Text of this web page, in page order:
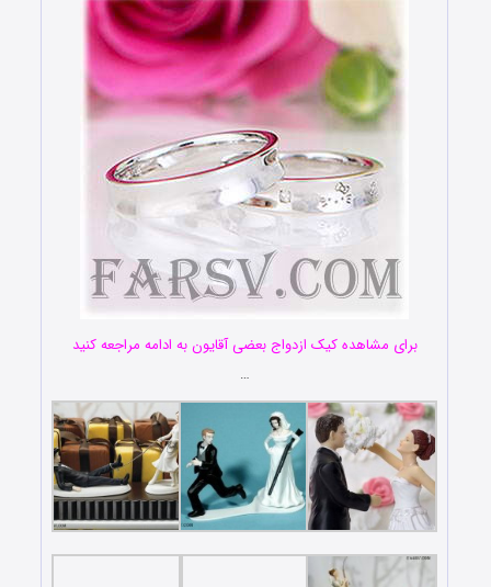
برای مشاهده کیک ازدواج بعضی آقایون به ادامه مراجعه کنید
…